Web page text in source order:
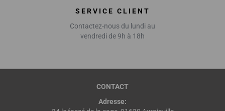
SERVICE CLIENT
Contactez-nous du lundi au
vendredi de 9h à 18h
CONTACT
Adresse: